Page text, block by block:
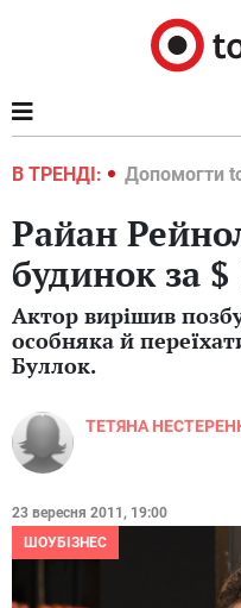
В ТРЕНДІ:
2022 Допомогти
Райан
будинок за
Актор вирішив
особняка й
Буллок.
ТЕТЯНА
23 вересня 2011, 19:00
ШОУБІЗНЕС